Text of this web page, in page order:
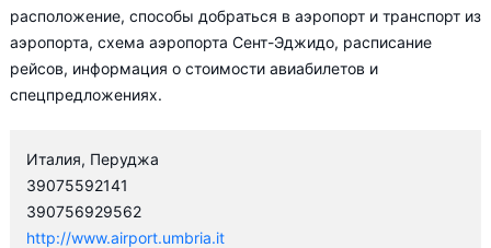
расположение, способы добраться в аэропорт и транспорт из
аэропорта, схема аэропорта Сент-Эджидо, расписание
рейсов, информация о стоимости авиабилетов и
спецпредложениях.
Италия, Перуджа
39075592141
390756929562
http://www.airport.umbria.it